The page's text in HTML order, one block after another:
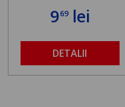
969lei
DETALII